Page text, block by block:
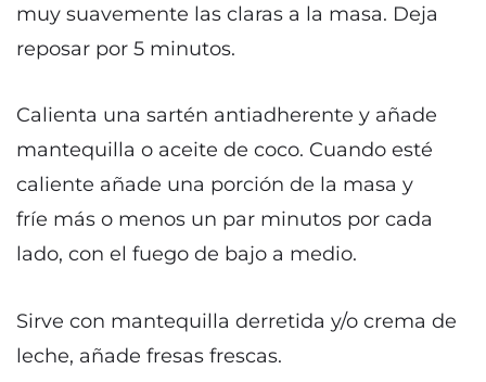
muy suavemente las claras a la masa. Deja
reposar por 5 minutos.
Calienta una sartén antiadherente y añade
mantequilla o aceite de coco. Cuando esté
caliente añade una porción de la masa y
fríe más o menos un par minutos por cada
lado, con el fuego de bajo a medio.
Sirve con mantequilla derretida y/o crema de
leche, añade fresas frescas.